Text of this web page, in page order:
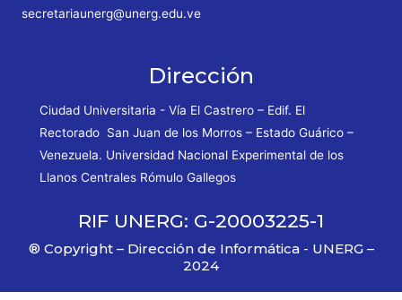
secretariaunerg@unerg.edu.ve
Dirección
Ciudad Universitaria - Vía El Castrero – Edif. El
Rectorado San Juan de los Morros – Estado Guárico –
Venezuela. Universidad Nacional Experimental de los
Llanos Centrales Rómulo Gallegos
RIF UNERG: G-20003225-1
® Copyright – Dirección de Informática - UNERG –
2024